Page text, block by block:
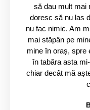
să dau mult mai
doresc să nu las
nu fac nimic. Am
mai stăpân pe
mine în oraș, spre
în tabăra asta
chiar decât mă